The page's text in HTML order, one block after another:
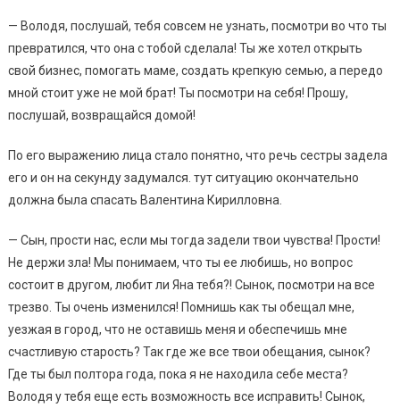
— Володя, послушай, тебя совсем не узнать, посмотри во что ты
превратился, что она с тобой сделала! Ты же хотел открыть
свой бизнес, помогать маме, создать крепкую семью, а передо
мной стоит уже не мой брат! Ты посмотри на себя! Прошу,
послушай, возвращайся домой!
По его выражению лица стало понятно, что речь сестры задела
его и он на секунду задумался. тут ситуацию окончательно
должна была спасать Валентина Кирилловна.
— Сын, прости нас, если мы тогда задели твои чувства! Прости!
Не держи зла! Мы понимаем, что ты ее любишь, но вопрос
состоит в другом, любит ли Яна тебя?! Сынок, посмотри на все
трезво. Ты очень изменился! Помнишь как ты обещал мне,
уезжая в город, что не оставишь меня и обеспечишь мне
счастливую старость? Так где же все твои обещания, сынок?
Где ты был полтора года, пока я не находила себе места?
Володя у тебя еще есть возможность все исправить! Сынок,